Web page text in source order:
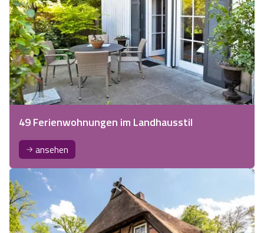
49 Ferienwohnungen im Landhausstil
ansehen